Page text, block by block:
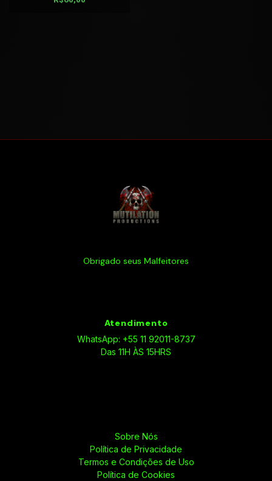
Obrigado seus Malfeitores
Atendimento
WhatsApp: +55 11 92011-8737
Das 11H ÀS 15HRS
Sobre Nós
Política de Privacidade
Termos e Condições de Uso
Política de Cookies